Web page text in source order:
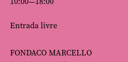
Entrada livre
FONDACO MARCELLO